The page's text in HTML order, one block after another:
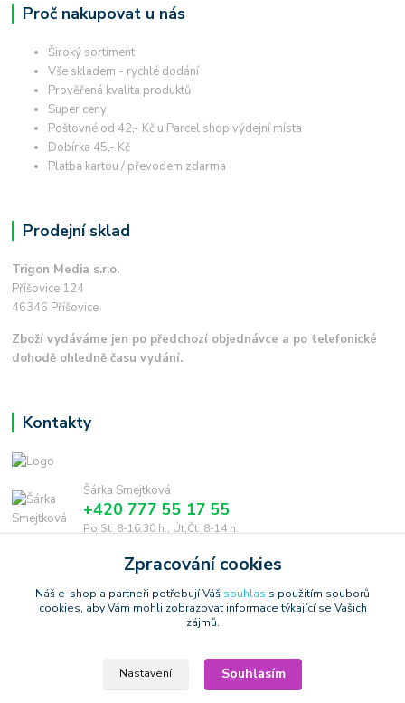
Proč nakupovat u nás
Široký sortiment
Vše skladem - rychlé dodání
Prověřená kvalita produktů
Super ceny
Poštovné od 42,- Kč u Parcel shop výdejní místa
Dobírka 45,- Kč
Platba kartou / převodem zdarma
Prodejní sklad
Trigon Media s.r.o.
Příšovice 124
46346 Příšovice
Zboží vydáváme jen po předchozí objednávce a po telefonické
dohodě ohledně času vydání.
Kontakty
Šárka Smejtková
+420 777 55 17 55
Po,St: 8-16.30 h., Út,Čt: 8-14 h.
smejtkova@trigonmedia.cz
Copyright © 2006-2025 TrigonShop.cz - bez souhlasu nelze používat
Zpracování cookies
Náš e-shop a partneři potřebují Váš souhlas s použitím souborů
cookies, aby Vám mohli zobrazovat informace týkající se Vašich
zájmů.
Nastavení Souhlasím